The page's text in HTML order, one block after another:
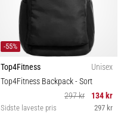
-55%
Top4Fitness
Unisex
Top4Fitness Backpack- Sort
297 kr
134 kr
Sidste laveste pris 297 kr